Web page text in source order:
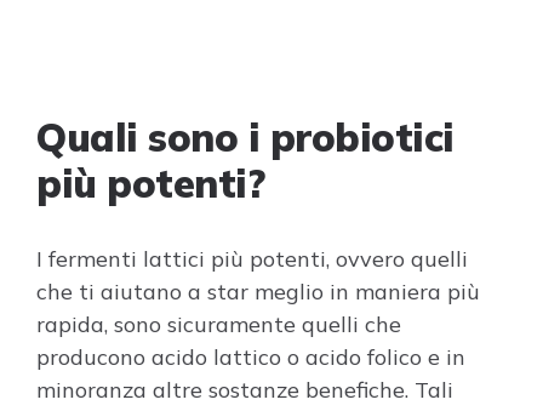
Quali sono i probiotici
più potenti?
I fermenti lattici più potenti, ovvero quelli
che ti aiutano a star meglio in maniera più
rapida, sono sicuramente quelli che
producono acido lattico o acido folico e in
minoranza altre sostanze benefiche. Tali